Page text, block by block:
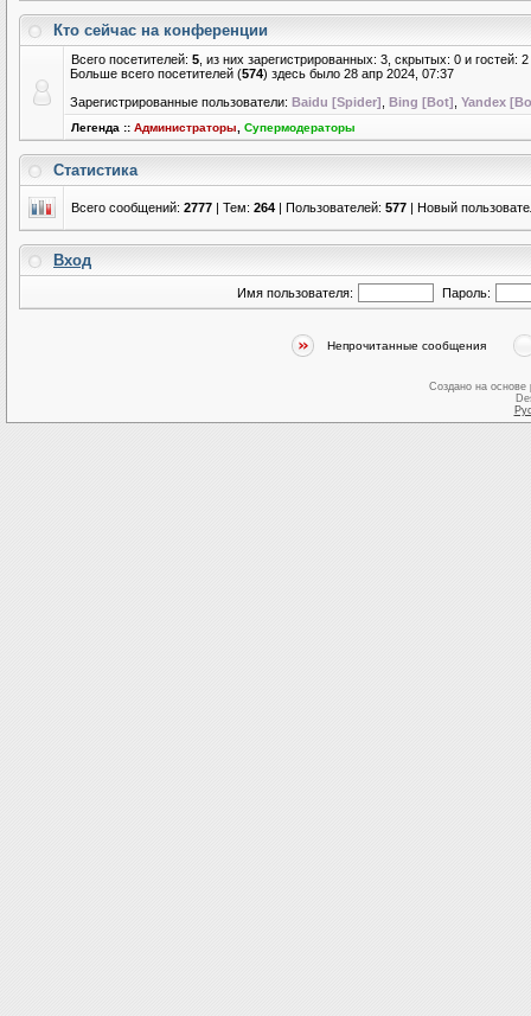
Кто сейчас на конференции
Всего посетителей: 5 , из них зарегистрированных: 3, скрытых: 0 и
Больше всего посетителей (574) здесь было 28 апр 2024, 07:37
Зарегистрированные пользователи: Baidu [Spider] Bing [Bot] Yandex
Легенда :: Администраторы Супермодераторы
Статистика
Всего сообщений: 2777 | Тем: 264 | Пользователей: 577 | Новый
Вход
Имя пользователя: Пароль:
Непрочитанные сообщения
Создано на основе